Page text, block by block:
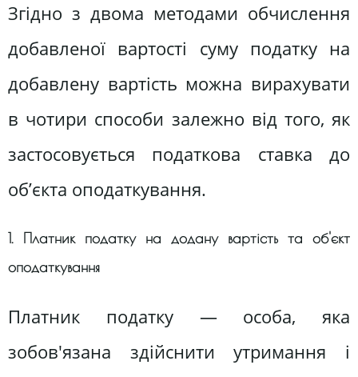
Згідно з двома методами обчислення
добавленої вартості суму податку на
добавлену вартість можна вирахувати
в чотири способи залежно від того, як
застосовується податкова ставка до
об’єкта оподаткування.
1. Платник податку на додану вартість та об'єкт
оподаткування
Платник податку — особа, яка
зобов'язана здійснити утримання і